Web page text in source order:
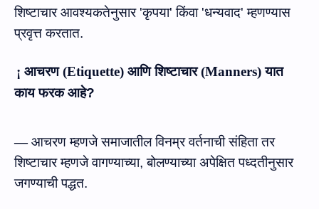
शिष्टाचार आवश्‍यकतेनुसार 'कृपया'किंवा 'धन्यवाद'म्हणण्यास
प्रवृत्त करतात.
¡ आचरण(Etiquette) आणि शिष्टाचार(Manners) यात
काय फरक आहे?
— आचरण म्हणजे समाजातील विनम्र वर्तनाची संहिता तर
शिष्टाचार म्हणजे वागण्याच्या,बोलण्याच्या अपेक्षित पध्‍दतीनुसार
जगण्याची पद्धत.